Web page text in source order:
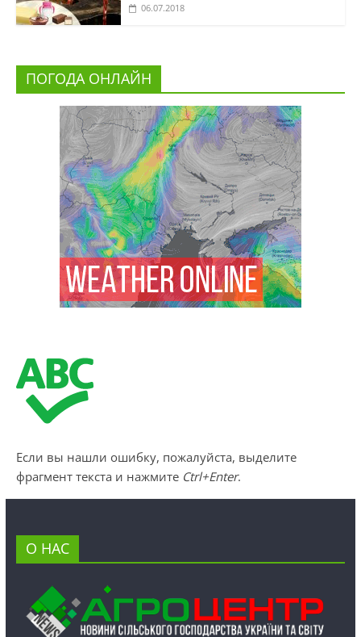
06.07.2018
ПОГОДА ОНЛАЙН
Если вы нашли ошибку, пожалуйста, выделите
фрагмент текста и нажмите Ctrl+Enter.
О НАС